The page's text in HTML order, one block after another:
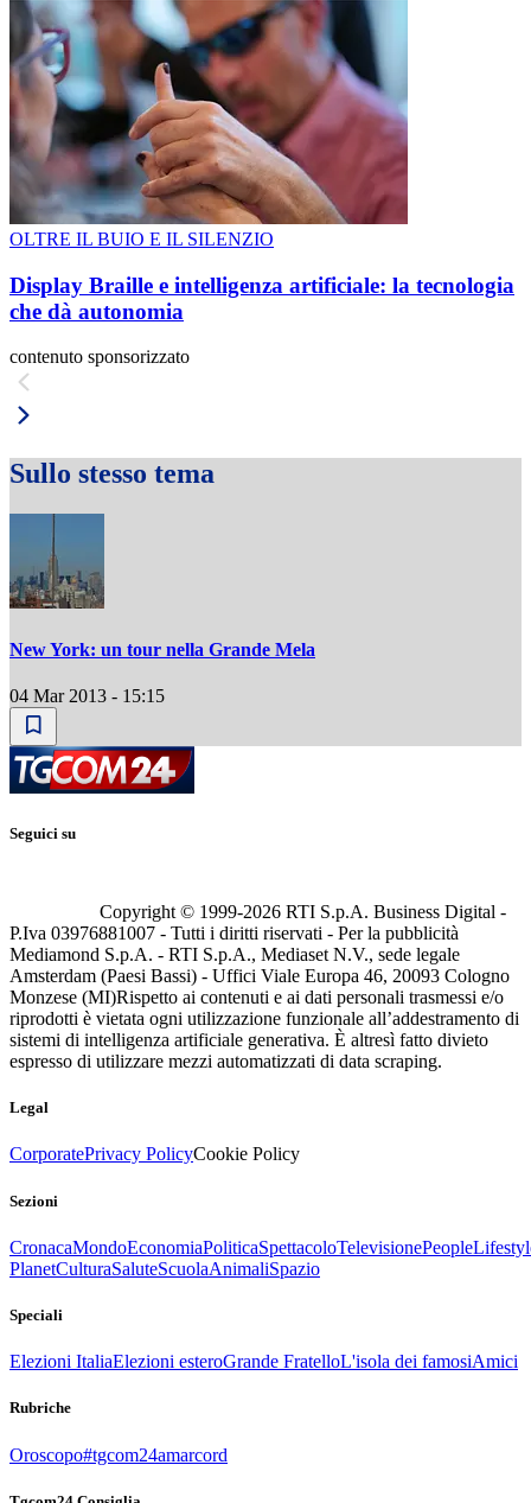
OLTRE IL BUIO E IL SILENZIO
Display Braille e intelligenza artificiale: la tecnologia
che dà autonomia
contenuto sponsorizzato
Sullo stesso tema
New York: un tour nella Grande Mela
04 Mar 2013 - 15:15
Seguici su
Copyright © 1999-2026 RTI S.p.A. Business Digital -
P.Iva 03976881007 - Tutti i diritti riservati - Per la pubblicità
Mediamond S.p.A. - RTI S.p.A., Mediaset N.V., sede legale
Amsterdam (Paesi Bassi) - Uffici Viale Europa 46, 20093 Cologno
Monzese (MI)Rispetto ai contenuti e ai dati personali trasmessi e/o
riprodotti è vietata ogni utilizzazione funzionale all’addestramento di
sistemi di intelligenza artificiale generativa. È altresì fatto divieto
espresso di utilizzare mezzi automatizzati di data scraping.
Legal
CorporatePrivacy PolicyCookie Policy
Sezioni
CronacaMondoEconomiaPoliticaSpettacoloTelevisionePeople
PlanetCulturaSaluteScuolaAnimaliSpazio
Speciali
Elezioni ItaliaElezioni esteroGrande FratelloL'isola dei famosiAmici
Rubriche
Oroscopo#tgcom24amarcord